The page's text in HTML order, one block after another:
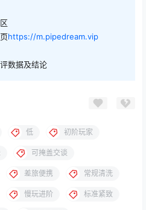
https://m.pipedream.vip
数据及结论
低 初阶玩家
可掩盖交谈
差旅便携 常规清洗
慢玩进阶 标准紧致